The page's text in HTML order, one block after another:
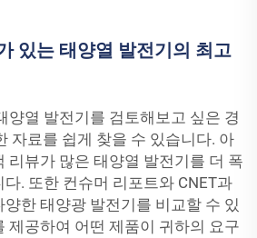
있는 태양열 발전기의 최고
양열 발전기를 검토해보고 싶은 경
자료를 쉽게 찾을 수 있습니다. 아
리뷰가 많은 태양열 발전기를 더 폭
. 또한 컨슈머 리포트와 CNET과
한 태양광 발전기를 비교할 수 있
제공하여 어떤 제품이 귀하의 요구